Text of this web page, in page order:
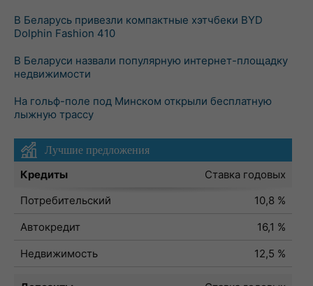
В Беларусь привезли компактные хэтчбеки BYD
Dolphin Fashion 410
В Беларуси назвали популярную интернет-площадку
недвижимости
На гольф-поле под Минском открыли бесплатную
лыжную трассу
Лучшие предложения
Кредиты
Ставка годовых
Потребительский
10,8 %
Автокредит
16,1 %
Недвижимость
12,5 %